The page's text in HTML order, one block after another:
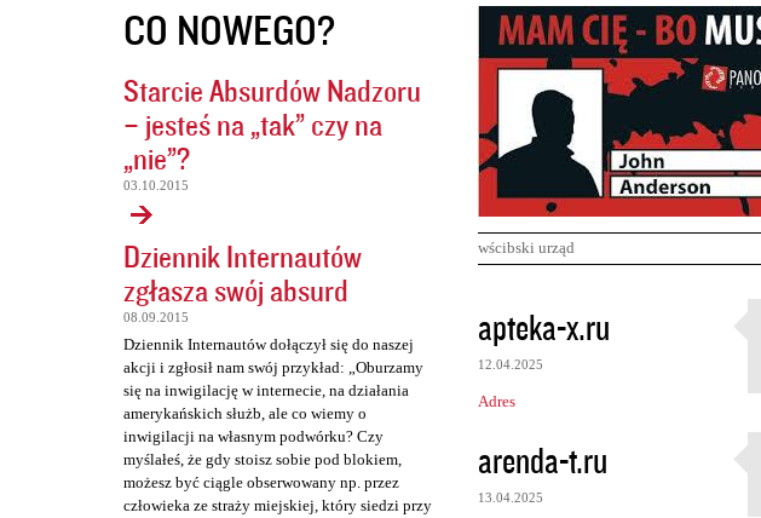
CO NOWEGO?
Starcie Absurdów Nadzoru
– jesteś na „tak” czy na
„nie”?
03.10.2015
Dziennik Internautów
zgłasza swój absurd
08.09.2015
Dziennik Internautów dołączył się do naszej
akcji i zgłosił nam swój przykład: „Oburzamy
się na inwigilację w internecie, na działania
amerykańskich służb, ale co wiemy o
inwigilacji na własnym podwórku? Czy
myślałeś, że gdy stoisz sobie pod blokiem,
możesz być ciągle obserwowany np. przez
człowieka ze straży miejskiej, który siedzi przy
wścibski urząd
K
o
m
e
n
t
apteka-x.ru
12.04.2025
Adres
arenda-t.ru
13.04.2025